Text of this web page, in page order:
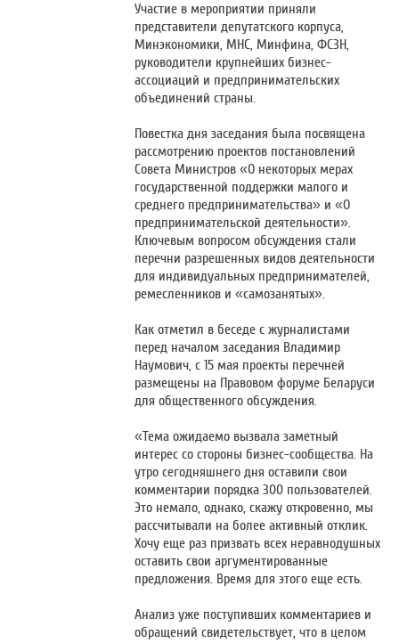
Участие в мероприятии приняли
представители депутатского корпуса,
Минэкономики, МНС, Минфина, ФСЗН,
руководители крупнейших бизнес-
ассоциаций и предпринимательских
объединений страны.
Повестка дня заседания была посвящена
рассмотрению проектов постановлений
Совета Министров «О некоторых мерах
государственной поддержки малого и
среднего предпринимательства» и «О
предпринимательской деятельности».
Ключевым вопросом обсуждения стали
перечни разрешенных видов деятельности
для индивидуальных предпринимателей,
ремесленников и «самозанятых».
Как отметил в беседе с журналистами
перед началом заседания Владимир
Наумович, с 15 мая проекты перечней
размещены на Правовом форуме Беларуси
для общественного обсуждения.
«Тема ожидаемо вызвала заметный
интерес со стороны бизнес-сообщества. На
утро сегодняшнего дня оставили свои
комментарии порядка 300 пользователей.
Это немало, однако, скажу откровенно, мы
рассчитывали на более активный отклик.
Хочу еще раз призвать всех неравнодушных
оставить свои аргументированные
предложения. Время для этого еще есть.
Анализ уже поступивших комментариев и
обращений свидетельствует, что в целом